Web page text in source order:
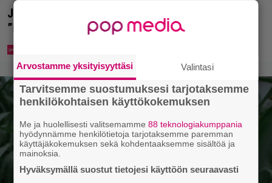
Jani Sievinen kokosi lapsikatraansa yhteen –
”Minun suurin perintöni heille”
Arvostamme yksityisyyttäsi Valintasi
Tarvitsemme suostumuksesi tarjotaksemme
henkilökohtaisen käyttökokemuksen
Me ja huolellisesti valitsemamme88 teknologiakumppania
hyödynnämme henkilötietoja tarjotaksemme paremman
käyttäjäkokemuksen sekä kohdentaaksemme sisältöä ja
mainoksia.
Hyväksymällä suostut tietojesi käyttöön seuraavasti